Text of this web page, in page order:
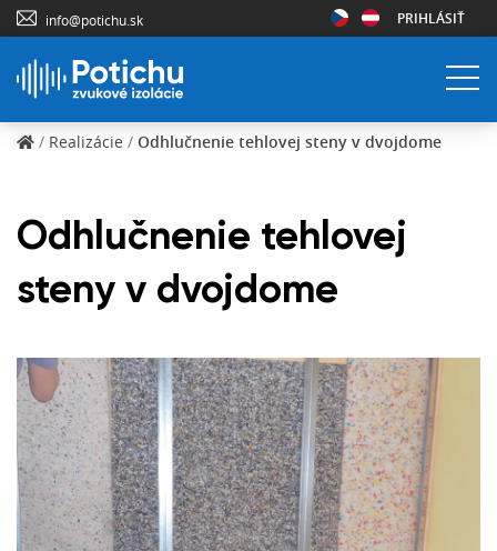
info@potichu.sk PRIHLÁSIŤ
/ Realizácie / Odhlučnenie tehlovej steny v dvojdome
Odhlučnenie tehlovej
steny v dvojdome